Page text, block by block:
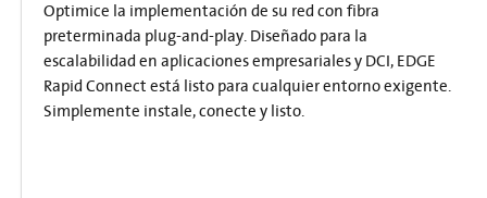
Optimice la implementación de su red con fibra
preterminada plug-and-play. Diseñado para la
escalabilidad en aplicaciones empresariales y DCI, EDGE
Rapid Connect está listo para cualquier entorno exigente.
Simplemente instale, conecte y listo.